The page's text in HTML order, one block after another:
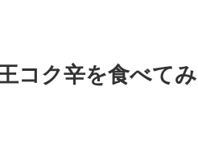
コク辛を食べてみ